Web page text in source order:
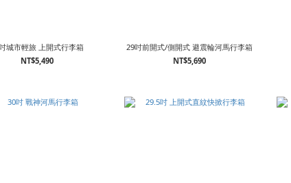
城市輕旅 上開式行李箱
NT$5,490
29吋前開式/側開式 避震輪河馬行李箱
NT$5,690